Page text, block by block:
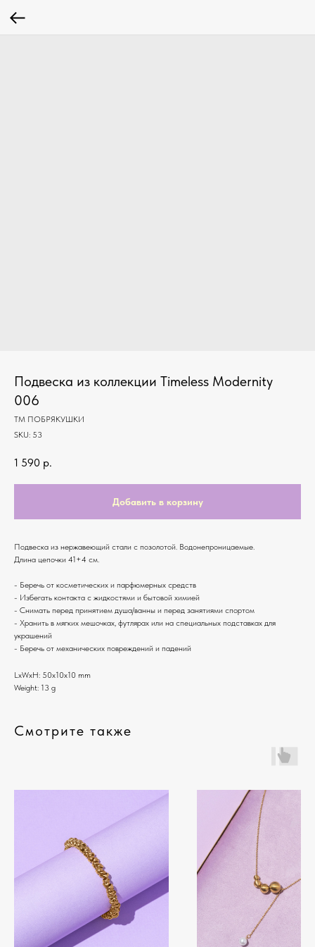
Подвеска из коллекции Timeless Modernity
006
ТМ ПОБРЯКУШКИ
SKU: 53
1 590 р.
Добавить в корзину
Подвеска из нержавеющий стали с позолотой. Водонепроницаемые.
Длина цепочки 41+4 см.
- Беречь от косметических и парфюмерных средств
- Избегать контакта с жидкостями и бытовой химией
- Снимать перед принятием душа/ванны и перед занятиями спортом
- Хранить в мягких мешочках, футлярах или на специальных подставках для
украшений
- Беречь от механических повреждений и падений
LxWxH: 50x10x10 mm
Weight: 13 g
Смотрите также